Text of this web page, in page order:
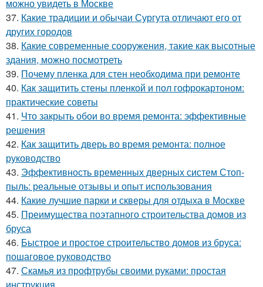
можно увидеть в Москве
37. Какие традиции и обычаи Сургута отличают его от
других городов
38. Какие современные сооружения, такие как высотные
здания, можно посмотреть
39. Почему пленка для стен необходима при ремонте
40. Как защитить стены пленкой и пол гофрокартоном:
практические советы
41. Что закрыть обои во время ремонта: эффективные
решения
42. Как защитить дверь во время ремонта: полное
руководство
43. Эффективность временных дверных систем Стоп-
пыль: реальные отзывы и опыт использования
44. Какие лучшие парки и скверы для отдыха в Москве
45. Преимущества поэтапного строительства домов из
бруса
46. Быстрое и простое строительство домов из бруса:
пошаговое руководство
47. Скамья из профтрубы своими руками: простая
инструкция